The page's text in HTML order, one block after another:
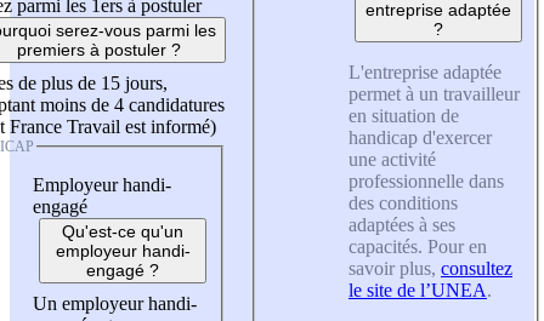
parmi les 1ers à postuler
serez-vous parmi les
premiers à postuler ?
de plus de 15 jours,
moins de 4 candidatures
France Travail est informé)
Employeur handi-
engagé
Qu'est-ce qu'un
employeur handi-
engagé ?
Un employeur handi-
entreprise adaptée
?
L'entreprise adaptée
permet à un travailleur
en situation de
handicap d'exercer
une activité
professionnelle dans
des conditions
adaptées à ses
capacités. Pour en
savoir plus, consultez
le site de l’UNEA.